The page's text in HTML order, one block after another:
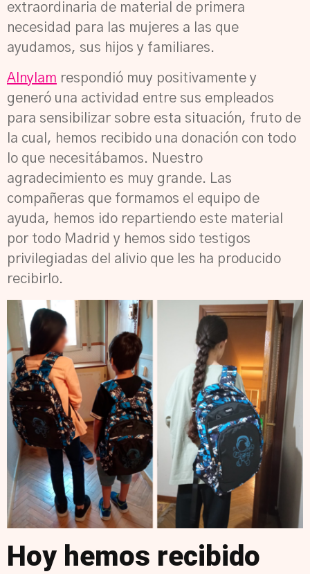
extraordinaria de material de primera
necesidad para las mujeres a las que
ayudamos, sus hijos y familiares.
Alnylam respondió muy positivamente y
generó una actividad entre sus empleados
para sensibilizar sobre esta situación, fruto de
la cual, hemos recibido una donación con todo
lo que necesitábamos. Nuestro
agradecimiento es muy grande. Las
compañeras que formamos el equipo de
ayuda, hemos ido repartiendo este material
por todo Madrid y hemos sido testigos
privilegiadas del alivio que les ha producido
recibirlo.
Hoy hemos recibido